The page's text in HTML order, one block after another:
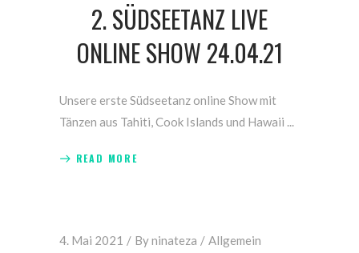
2. SÜDSEETANZ LIVE
ONLINE SHOW 24.04.21
Unsere erste Südseetanz online Show mit
Tänzen aus Tahiti, Cook Islands und Hawaii
READ MORE
4. Mai 2021 Byninateza Allgemein